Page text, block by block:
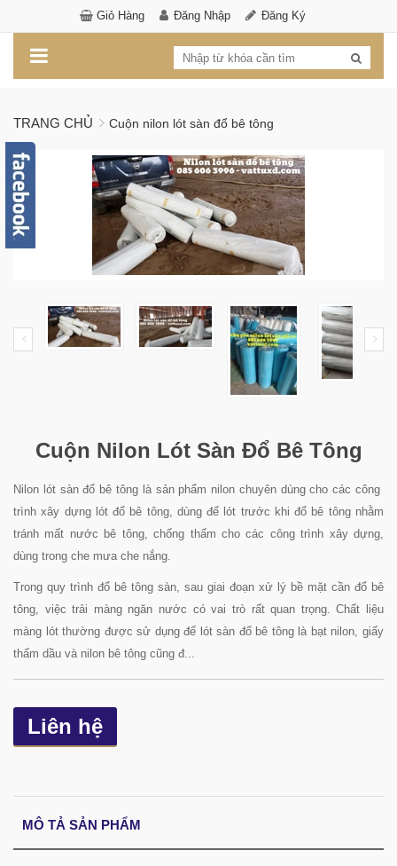
Giỏ Hàng Đăng Nhập Đăng Ký
TRANG CHỦ Cuộn nilon lót sàn đổ bê tông
Cuộn Nilon Lót Sàn Đổ Bê Tông
Nilon lót sàn đổ bê tông là sản phẩm nilon chuyên dùng cho các công
trình xây dựng lót đổ bê tông, dùng để lót trước khi đổ bê tông nhằm
tránh mất nước bê tông, chống thấm cho các công trình xây dựng,
dùng trong che mưa che nắng.
Trong quy trình đổ bê tông sàn, sau giai đoạn xử lý bề mặt cần đổ bê
tông, việc trải màng ngăn nước có vai trò rất quan trọng. Chất liệu
màng lót thường được sử dụng để lót sàn đổ bê tông là bạt nilon, giấy
thấm dầu và nilon bê tông cũng đ...
Liên hệ
MÔ TẢ SẢN PHẨM